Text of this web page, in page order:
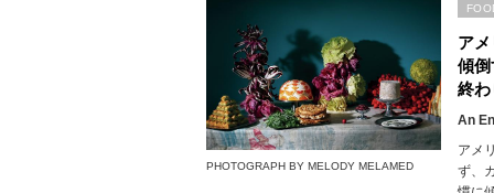
PHOTOGRAPH BY MELODY MELAMED
ア
傾
終
An
アメ
ず、